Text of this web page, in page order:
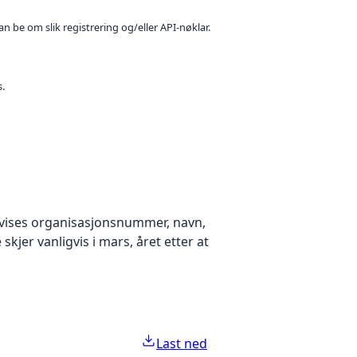
be om slik registrering og/eller API-nøklar.
organisasjonsnummer, navn,
vanligvis i mars, året etter at
Last ned